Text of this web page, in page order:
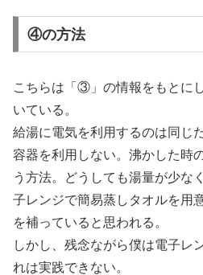
④の方法
こちらは「③」の情報をもとに
いている。
給湯に電気を利用するのは同じ
容器を利用しない。沸かした時
う方法。どうしても湯量が少な
子レンジで簡易蒸しタオルを用
を補っていると思われる。
しかし、残念ながら僕は電子レ
れは実践できない。